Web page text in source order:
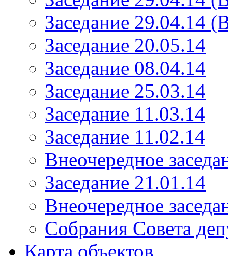
Заседание 29.04.14
Заседание 20.05.14
Заседание 08.04.14
Заседание 25.03.14
Заседание 11.03.14
Заседание 11.02.14
Внеочередное
Заседание 21.01.14
Внеочередное
Собрания Совета
Карта объектов